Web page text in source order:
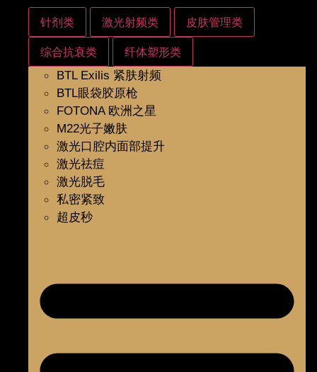
针剂类 激光射频类 皮肤管理类
综合抗衰类 纤体塑形类
BTL Exilis 紧肤射频
BTL眼袋胶原枪
FOTONA 欧洲之星
M22光子嫩肤
激光口腔内面部提升
激光祛痘
激光脱毛
私密紧致
超皮秒